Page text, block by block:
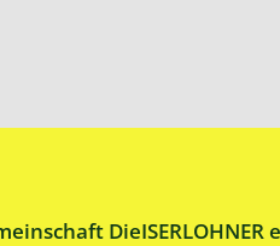
DieISERLOHNER